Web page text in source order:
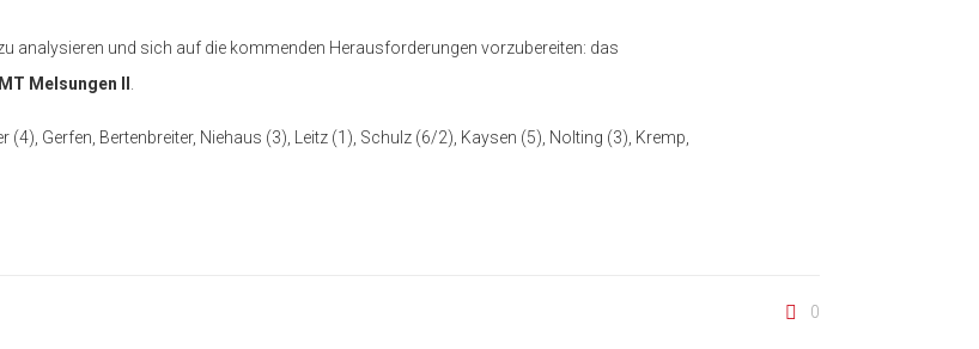
analysieren und sich auf die kommenden Herausforderungen vorzubereiten: das
Melsungen II
Gerfen, Bertenbreiter, Niehaus (3), Leitz (1), Schulz (6/2), Kaysen (5), Nolting (3), Kremp,
0